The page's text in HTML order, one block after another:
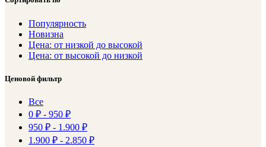
Популярность
Новизна
Цена: от низкой до высокой
Цена: от высокой до низкой
Ценовой фильтр
Все
0 ₽ - 950 ₽
950 ₽ - 1.900 ₽
1.900 ₽ - 2.850 ₽